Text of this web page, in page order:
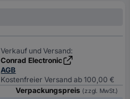
Verkauf und Versand:
Conrad Electronic
AGB
Kostenfreier Versand ab 100,00 €
Verpackungspreis (zzgl. MwSt.)